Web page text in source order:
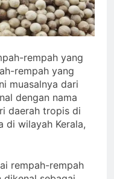
rempah yang
rempah yang
muasalnya dari
dengan nama
daerah tropis di
di wilayah Kerala,
rempah-rempah